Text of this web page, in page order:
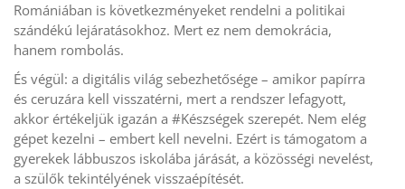
Romániában is következményeket rendelni a politikai
szándékú lejáratásokhoz. Mert ez nem demokrácia,
hanem rombolás.
És végül: a digitális világ sebezhetősége – amikor papírra
és ceruzára kell visszatérni, mert a rendszer lefagyott,
akkor értékeljük igazán a #Készségek szerepét. Nem elég
gépet kezelni – embert kell nevelni. Ezért is támogatom a
gyerekek lábbuszos iskolába járását, a közösségi nevelést,
a szülők tekintélyének visszaépítését.